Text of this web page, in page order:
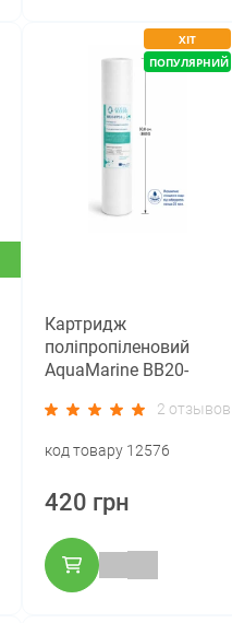
ХІТ
ПОПУЛЯРНИЙ
Картридж
поліпропіленовий
AquaMarine BB20-
(Big Blue 20)
2 отзывов
код товару 12576
420 грн